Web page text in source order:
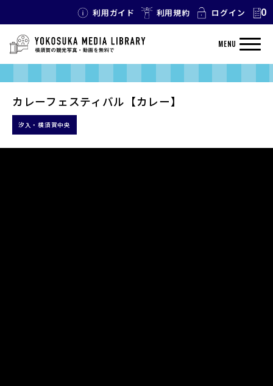
利用ガイド 利用規約 ログイン 0
MENU
カレーフェスティバル【カレー】
汐入・横須賀中央